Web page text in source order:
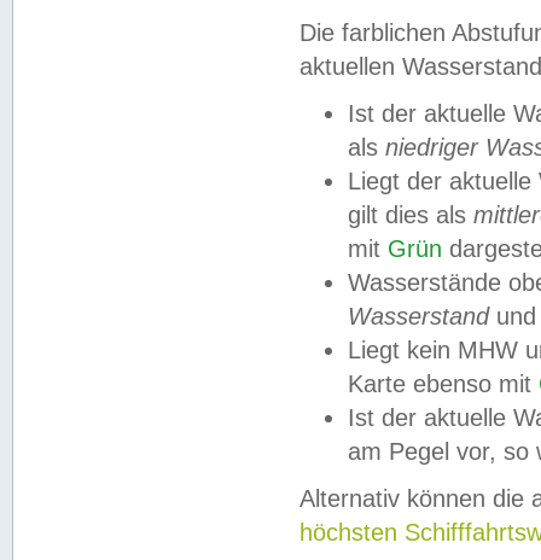
Die farblichen
aktuellen
Ist der aktuelle
als niedriger
Liegt der
gilt dies als
mit Grün
Wasserstände
Wasserstandund
Liegt kein MHW
Karte ebenso mit
Ist der aktuelle
am Pegel vor,
Alternativ können die
höchsten